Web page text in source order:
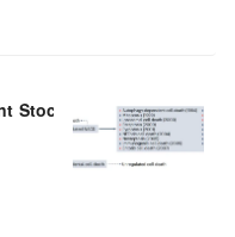
Stockwell全面总结p53调